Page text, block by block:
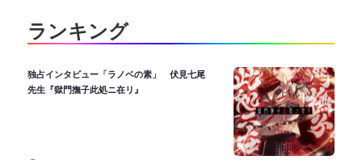
ランキング
独占インタビュー「ラノベの素」 伏見七尾
先生『獄門撫子此処ニ在リ』